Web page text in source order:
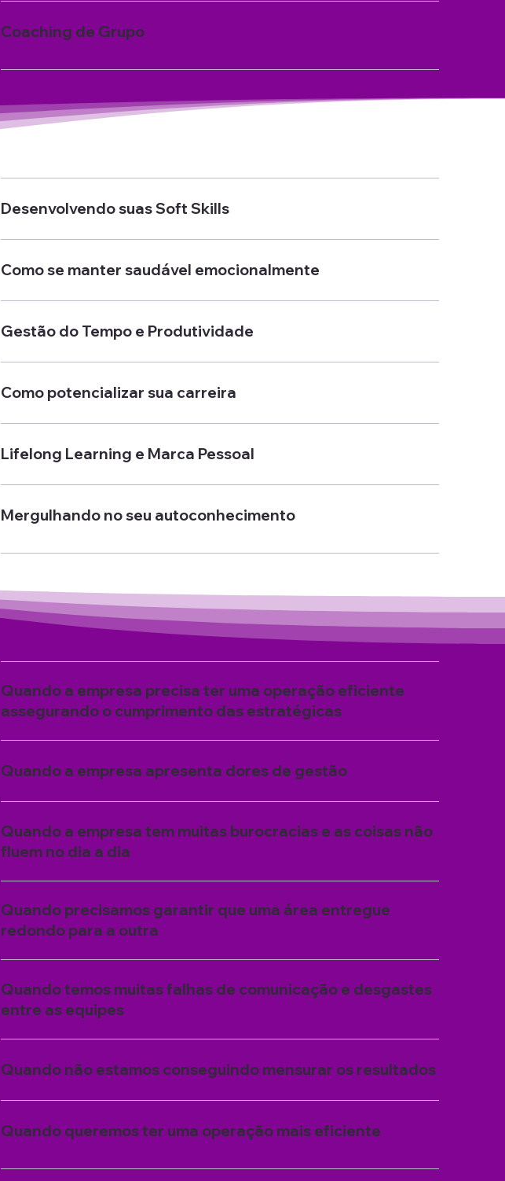
Coaching de Grupo
Desenvolvendo suas Soft Skills
Como se manter saudável emocionalmente
Gestão do Tempo e Produtividade
Como potencializar sua carreira
Lifelong Learning e Marca Pessoal
Mergulhando no seu autoconhecimento
Quando a empresa precisa ter uma operação eficiente
assegurando o cumprimento das estratégicas
Quando a empresa apresenta dores de gestão
Quando a empresa tem muitas burocracias e as coisas não
fluem no dia a dia
Quando precisamos garantir que uma área entregue
redondo para a outra
Quando temos muitas falhas de comunicação e desgastes
entre as equipes
Quando não estamos conseguindo mensurar os resultados
Quando queremos ter uma operação mais eficiente